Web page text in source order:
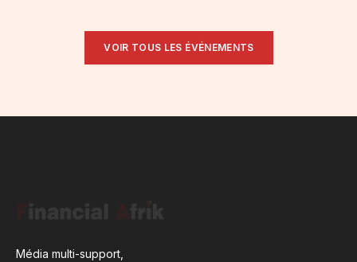
VOIR TOUS LES ÉVÉNEMENTS
Média multi-support,